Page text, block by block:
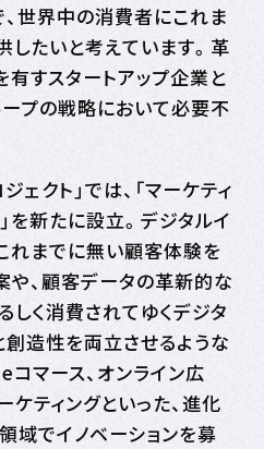
世界中の消費者にこれま
たいと考えています。革
すスタートアップ企業と
プの戦略において必要不
クト」では、「マーケティ
を新たに設立。デジタルイ
れまでに無い顧客体験を
、顧客データの革新的な
しく消費されてゆくデジタ
造性を両立させるような
コマース、オンライン広
ケティングといった、進化
域でイノベーションを募